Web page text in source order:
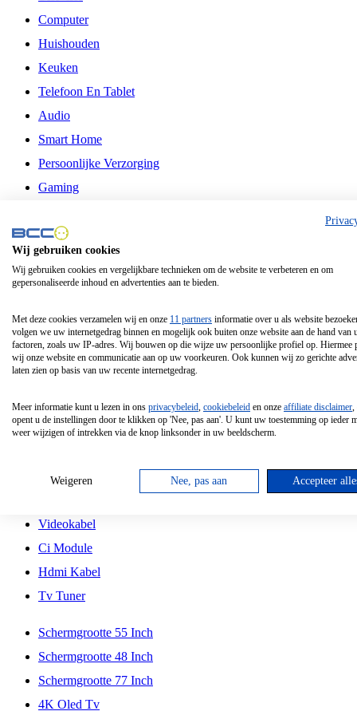
Computer
Huishouden
Keuken
Telefoon En Tablet
Audio
Smart Home
Persoonlijke Verzorging
Gaming
Philips
Schermgrootte 24 Inch
Schermgrootte 85 Inch
Schermgrootte 98 Inch
Tcl
Hd Led Tv
Antennekabel
Videokabel
Ci Module
Hdmi Kabel
Tv Tuner
Schermgrootte 55 Inch
Schermgrootte 48 Inch
Schermgrootte 77 Inch
4K Oled Tv
Wij gebruiken cookies
Wij gebruiken cookies en vergelijkbare technieken om de website te verbeteren en om
gepersonaliseerde inhoud en advertenties aan te bieden.
Met deze cookies verzamelen wij en onze 11 partners informatie over u als website
volgen we uw internetgedrag binnen en mogelijk ook buiten onze website aan de hand van
factoren, zoals uw IP-adres. Wij bouwen op die wijze uw persoonlijke profiel op. Hiermee
wij onze website en communicatie aan op uw voorkeuren. Ook kunnen wij zo gerichte
laten zien op basis van uw recente internetgedrag.
Meer informatie kunt u lezen in ons privacybeleid, cookiebeleid en onze affiliate disclaimer,
opent u de instellingen door te klikken op 'Nee, pas aan'. U kunt uw toestemming op ieder
weer wijzigen of intrekken via de knop linksonder in uw beeldscherm.
Weigeren Nee, pas aan Accepteer